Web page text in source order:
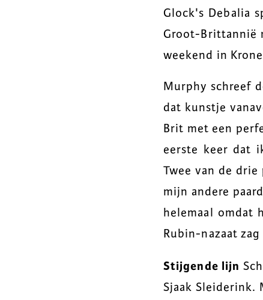
Glock's Debalia
Groot-Brittannië
weekend in
Murphy schreef
dat kunstje
Brit met een
eerste keer dat
Twee van de
mijn andere
helemaal omdat
Rubin-nazaat
Stijgende lijn
Sjaak Sleiderink.